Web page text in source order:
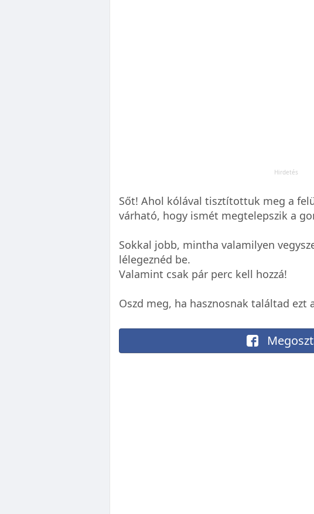
Sőt! Ahol kólával tisztítottuk meg a
várható, hogy ismét megtelepszik a
Sokkal jobb, mintha valamilyen
lélegeznéd be.
Valamint csak pár perc kell hozzá!
Oszd meg, ha hasznosnak találtad ezt